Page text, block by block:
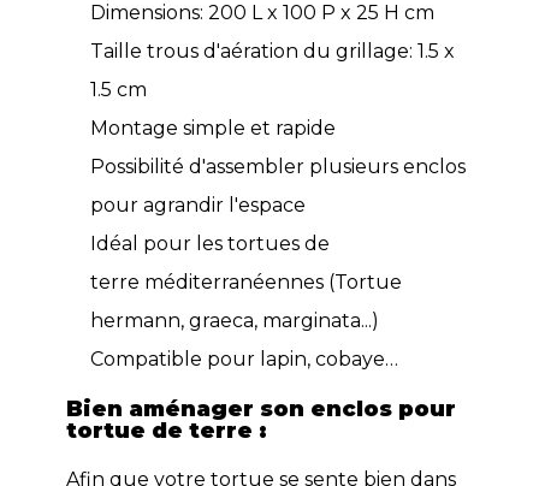
Dimensions: 200 L x 100 P x 25 H cm
Taille trous d'aération du grillage: 1.5 x
1.5 cm
Montage simple et rapide
Possibilité d'assembler plusieurs enclos
pour agrandir l'espace
Idéal pour les tortues de
terre méditerranéennes (Tortue
hermann, graeca, marginata...)
Compatible pour lapin, cobaye…
Bien aménager son enclos pour
tortue de terre :
Afin que votre tortue se sente bien dans